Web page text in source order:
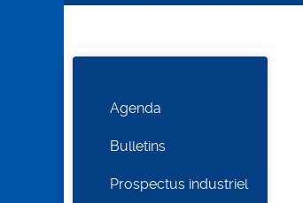
Agenda
Bulletins
Prospectus industriel